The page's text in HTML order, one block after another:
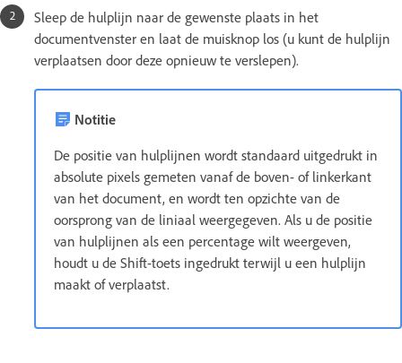
Sleep de hulplijn naar de gewenste plaats in het
documentvenster en laat de muisknop los (u kunt de hulplijn
verplaatsen door deze opnieuw te verslepen).
Notitie
De positie van hulplijnen wordt standaard uitgedrukt in
absolute pixels gemeten vanaf de boven- of linkerkant
van het document, en wordt ten opzichte van de
oorsprong van de liniaal weergegeven. Als u de positie
van hulplijnen als een percentage wilt weergeven,
houdt u de Shift-toets ingedrukt terwijl u een hulplijn
maakt of verplaatst.